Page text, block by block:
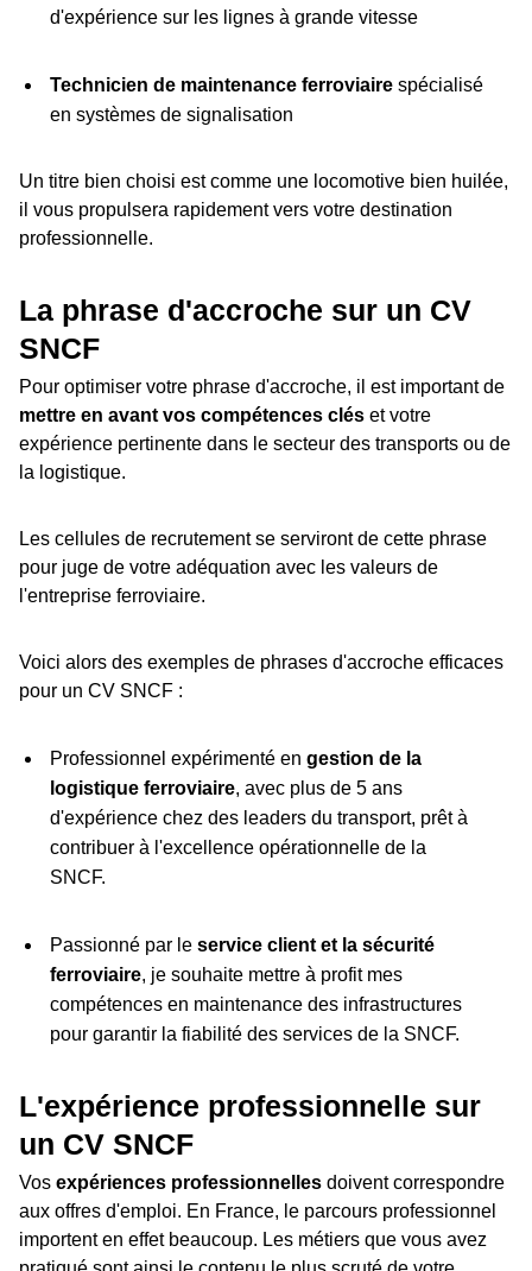
d'expérience sur les lignes à grande vitesse
Technicien de maintenance ferroviairespécialisé
en systèmes de signalisation
Un titre bien choisi est comme une locomotive bien huilée,
il vous propulsera rapidement vers votre destination
professionnelle.
La phrase d'accroche sur un CV
SNCF
Pour optimiser votre phrase d'accroche, il est important de
mettre en avant vos compétences clés et votre
expérience pertinente dans le secteur des transports ou de
la logistique.
Les cellules de recrutement se serviront de cette phrase
pour juge de votre adéquation avec les valeurs de
l'entreprise ferroviaire.
Voici alors des exemples de phrases d'accroche efficaces
pour un CV SNCF :
Professionnel expérimenté en gestion de la
logistique ferroviaire, avec plus de 5 ans
d'expérience chez des leaders du transport, prêt à
contribuer à l'excellence opérationnelle de la
SNCF.
Passionné par le service client et la sécurité
ferroviaire, je souhaite mettre à profit mes
compétences en maintenance des infrastructures
pour garantir la fiabilité des services de la SNCF.
L'expérience professionnelle sur
un CV SNCF
Vos expériences professionnelles doivent correspondre
aux offres d'emploi. En France, le parcours professionnel
importent en effet beaucoup. Les métiers que vous avez